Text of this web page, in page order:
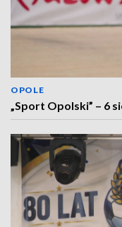
OPOLE
„Sport Opolski” – 6